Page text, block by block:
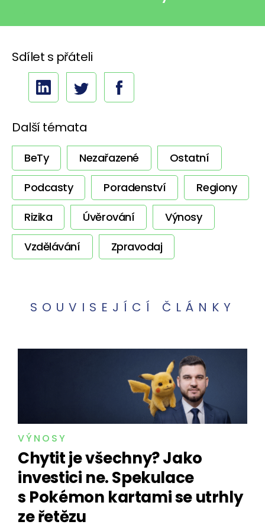
Sdílet s přáteli
Další témata
BeTy Nezařazené
Ostatní
Podcasty
Poradenství
Regiony
Rizika
Úvěrování
Výnosy
Vzdělávání
Zpravodaj
SOUVISEJÍCÍ ČLÁNKY
VÝNOSY
Chytit je všechny? Jako
investici ne. Spekulace
s Pokémon kartami se utrhly
ze řetězu